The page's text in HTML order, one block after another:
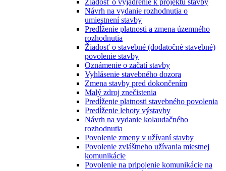
Žiadosť o vyjadrenie k projektu stavby
Návrh na vydanie rozhodnutia o
umiestnení stavby
Predĺženie platnosti a zmena územného
rozhodnutia
Žiadosť o stavebné (dodatočné stavebné)
povolenie stavby
Oznámenie o začatí stavby
Vyhlásenie stavebného dozora
Zmena stavby pred dokončením
Malý zdroj znečistenia
Predĺženie platnosti stavebného povolenia
Predĺženie lehoty výstavby
Návrh na vydanie kolaudačného
rozhodnutia
Povolenie zmeny v užívaní stavby
Povolenie zvláštneho užívania miestnej
komunikácie
Povolenie na pripojenie komunikácie na